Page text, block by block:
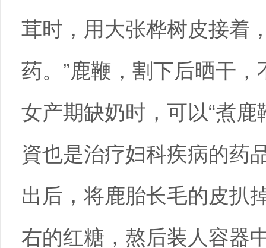
茸时，用大张桦树皮接着
药。”鹿鞭，割下后晒干
女产期缺奶时，可以“煮
資也是治疗妇科疾病的药
出后，将鹿胎长毛的皮扒
右的红糖，熬后装人容器